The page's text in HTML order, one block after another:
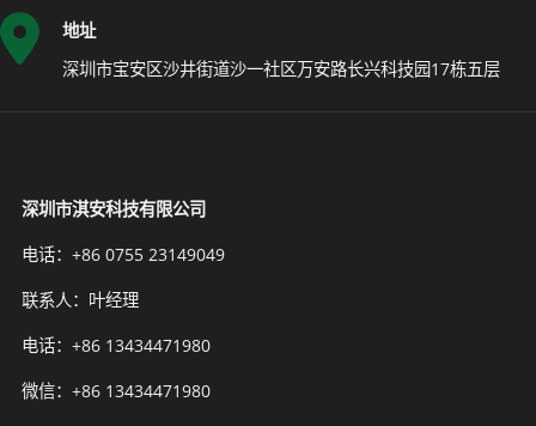
地址
深圳市宝安区沙井街道沙一社区万安路长兴科技园17栋五层
深圳市淇安科技有限公司
电话：+86 0755 23149049
联系人：叶经理
电话：+86 13434471980
微信：+86 13434471980